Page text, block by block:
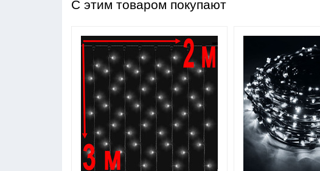
С этим товаром покупают